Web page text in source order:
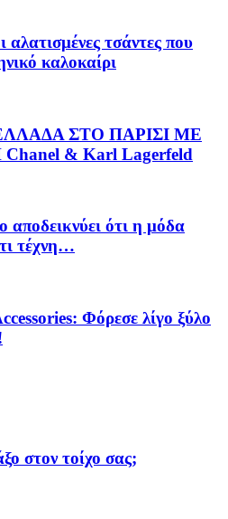
αλατισμένες τσάντες που
καλοκαίρι
ΣΤΟ ΠΑΡΙΣΙ ΜΕ
& Karl Lagerfeld
αποδεικνύει ότι η μόδα
τέχνη…
Φόρεσε λίγο ξύλο
στον τοίχο σας;